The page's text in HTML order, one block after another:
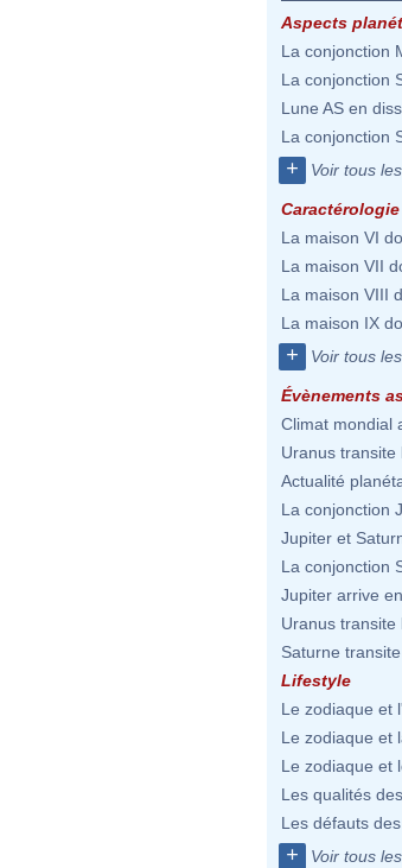
Aspects
La conjonction
La conjonction
Lune AS en
La conjonction
+ Voir tous
Caractérologie
La maison VI
La maison VII
La maison VIII
La maison IX
+ Voir tous
Évènements
Climat mondial
Uranus transite
Actualité
La conjonction
Jupiter et
La conjonction
Jupiter arrive
Uranus transite
Saturne
Lifestyle
Le zodiaque et
Le zodiaque et
Le zodiaque et
Les qualités
Les défauts
+ Voir tous